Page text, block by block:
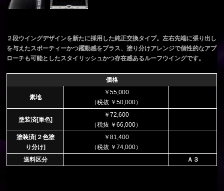
２段ウイングデザインを新たに採用した純正交換タイプ。左右先端に張り出し
を与えたスポーティーかつ躍動感をプラス、塗り分けアレンジで個性的なアプ
ローチも可能としたスタイリッシュかつ存在感あるルーフウイングです。
価格
素地
￥55,000
（税抜 ￥50,000）
塗装済[単色]
￥72,600
（税抜 ￥66,000）
塗装済[２色塗
り分け]
￥81,400
（税抜 ￥74,000）
送料区分
Ａ３